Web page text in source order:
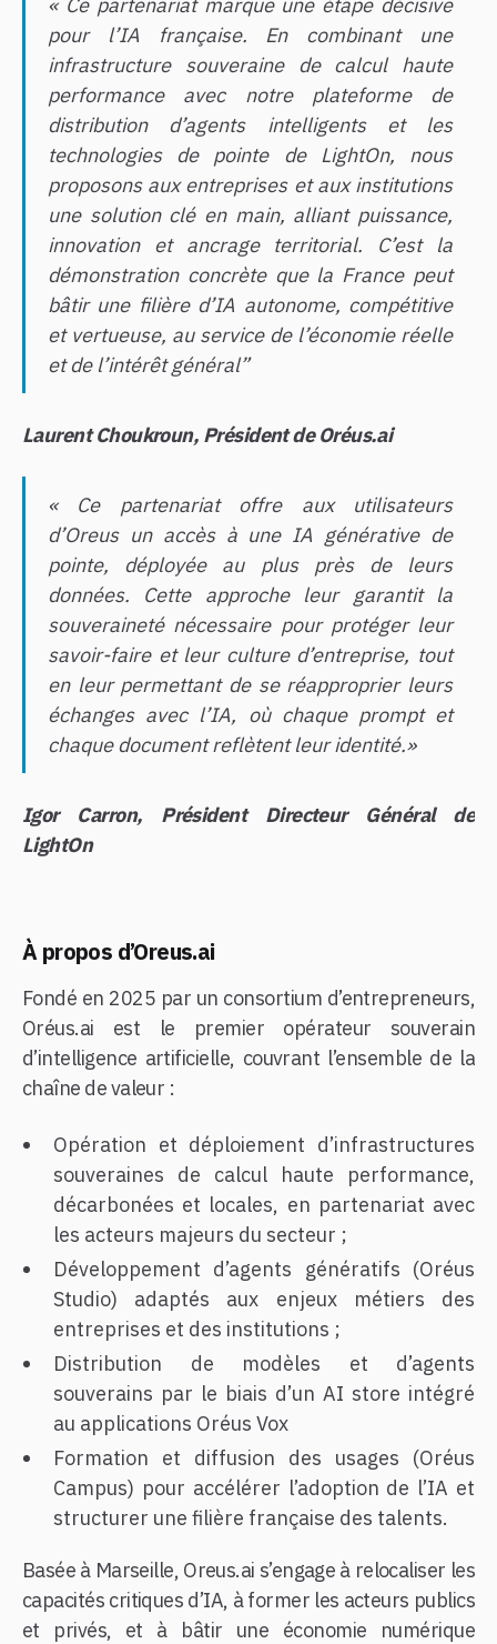
pour l’IA française. En combinant une
infrastructure souveraine de calcul haute
performance avec notre plateforme de
distribution d’agents intelligents et les
technologies de pointe de LightOn, nous
proposons aux entreprises et aux institutions
une solution clé en main, alliant puissance,
innovation et ancrage territorial. C’est la
démonstration concrète que la France peut
bâtir une filière d’IA autonome, compétitive
et vertueuse, au service de l’économie réelle
et de l’intérêt général”
Laurent Choukroun, Président de Oréus.ai
« Ce partenariat offre aux utilisateurs
d’Oreus un accès à une IA générative de
pointe, déployée au plus près de leurs
données. Cette approche leur garantit la
souveraineté nécessaire pour protéger leur
savoir-faire et leur culture d’entreprise, tout
en leur permettant de se réapproprier leurs
échanges avec l’IA, où chaque prompt et
chaque document reflètent leur identité.»
Igor Carron, Président Directeur Général de
LightOn
À propos d’Oreus.ai
Fondé en 2025 par un consortium d’entrepreneurs,
Oréus.ai est le premier opérateur souverain
d’intelligence artificielle, couvrant l’ensemble de la
chaîne de valeur :
Opération et déploiement d’infrastructures
souveraines de calcul haute performance,
décarbonées et locales, en partenariat avec
les acteurs majeurs du secteur ;
Développement d’agents génératifs (Oréus
Studio) adaptés aux enjeux métiers des
entreprises et des institutions ;
Distribution de modèles et d’agents
souverains par le biais d’un AI store intégré
au applications Oréus Vox
Formation et diffusion des usages (Oréus
Campus) pour accélérer l’adoption de l’IA et
structurer une filière française des talents.
Basée à Marseille, Oreus.ai s’engage à relocaliser les
capacités critiques d’IA, à former les acteurs publics
et privés, et à bâtir une économie numérique